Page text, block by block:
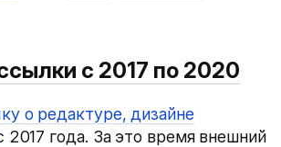
с 2017 по 2020
о редактуре, дизайне
2017 года. За это время внешний